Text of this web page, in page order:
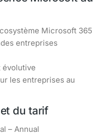
Microsoft 365
entreprises
évolutive
les entreprises au
du tarif
– Annual